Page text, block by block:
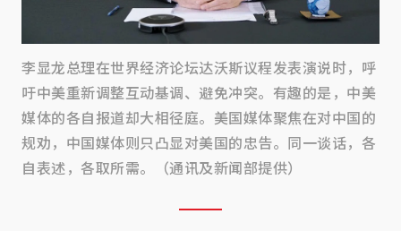
李显龙总理在世界经济论坛达沃斯议程发表演说时，呼
吁中美重新调整互动基调、避免冲突。有趣的是，中美
媒体的各自报道却大相径庭。美国媒体聚焦在对中国的
规劝，中国媒体则只凸显对美国的忠告。同一谈话，各
自表述，各取所需。（通讯及新闻部提供）